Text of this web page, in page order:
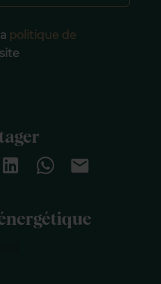
politique de